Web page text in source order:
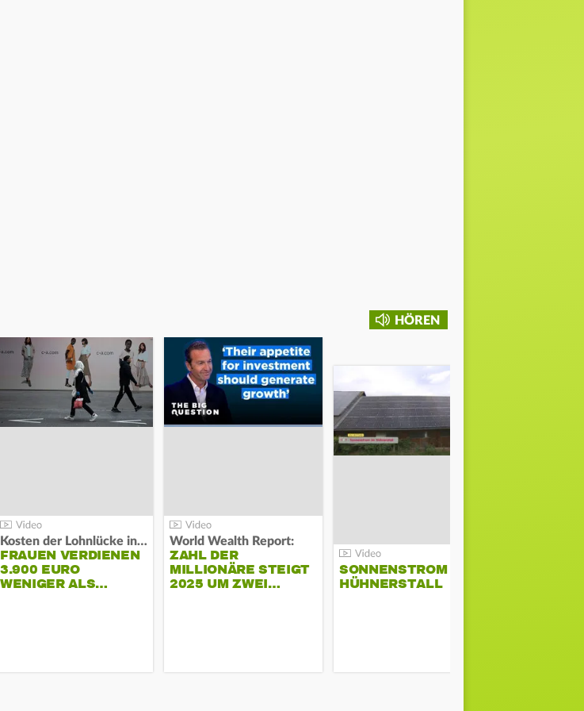
HÖREN
Kosten der Lohnlücke in der EU:
FRAUEN VERDIENEN
3.900 EURO
WENIGER ALS…
World Wealth Report:
ZAHL DER
MILLIONÄRE STEIGT
2025 UM ZWEI…
SONNENSTROM IM
HÜHNERSTALL